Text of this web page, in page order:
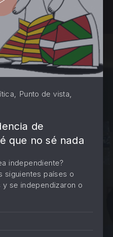
, Punto de vista,
de
que no sé nada
independiente?
siguientes países o
se independizaron o